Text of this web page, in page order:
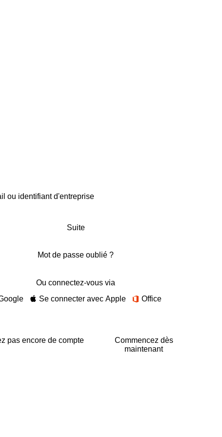
Suite
Mot de passe oublié ?
Ou connectez-vous via
Se connecter avec Apple Office
pas encore de compte
Commencez dès
maintenant